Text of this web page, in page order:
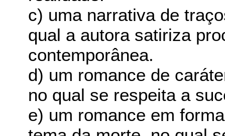
c) uma narrativa de
qual a autora satiriza
contemporânea.
d) um romance de
no qual se respeita a
e) um romance em